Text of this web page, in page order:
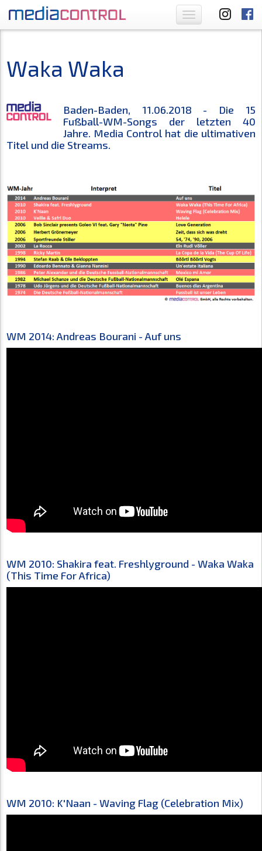
Toggle
navigation
Waka Waka
Baden-Baden, 11.06.2018 - Die 15
Fußball-WM-Songs der letzten 40
Jahre. Media Control hat die ultimativen
Titel und die Streams.
WM 2014: Andreas Bourani - Auf uns
WM 2010: Shakira feat. Freshlyground - Waka Waka
(This Time For Africa)
WM 2010: K'Naan - Waving Flag (Celebration Mix)